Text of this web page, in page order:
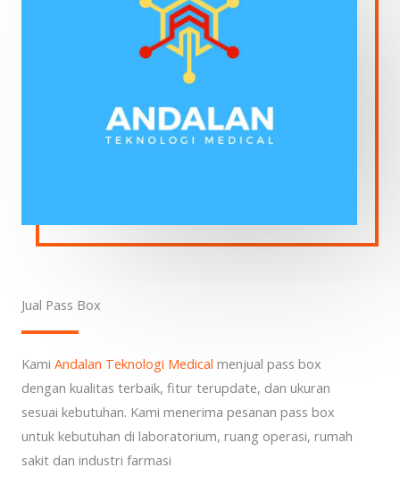
Jual Pass Box
Kami Andalan Teknologi Medical menjual pass box
dengan kualitas terbaik, fitur terupdate, dan ukuran
sesuai kebutuhan. Kami menerima pesanan pass box
untuk kebutuhan di laboratorium, ruang operasi, rumah
sakit dan industri farmasi